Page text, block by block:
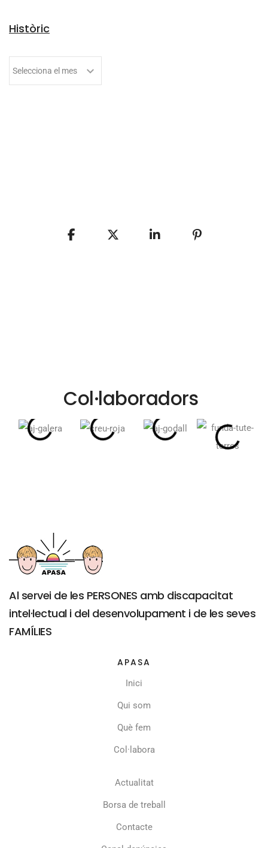
Històric
Col·laboradors
Al servei de les PERSONES amb discapacitat
intel·lectual i del desenvolupament i de les seves
FAMÍLIES
APASA
Inici
Qui som
Què fem
Col·labora
Actualitat
Borsa de treball
Contacte